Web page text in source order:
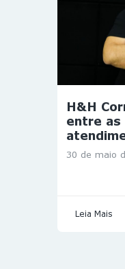
OURO
ST
HOME
H&H
entre as
30 de maio
Leia Mais